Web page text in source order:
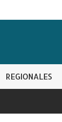
REGIONALES